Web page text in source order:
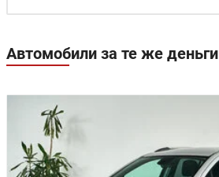
Автомобили за те же деньги